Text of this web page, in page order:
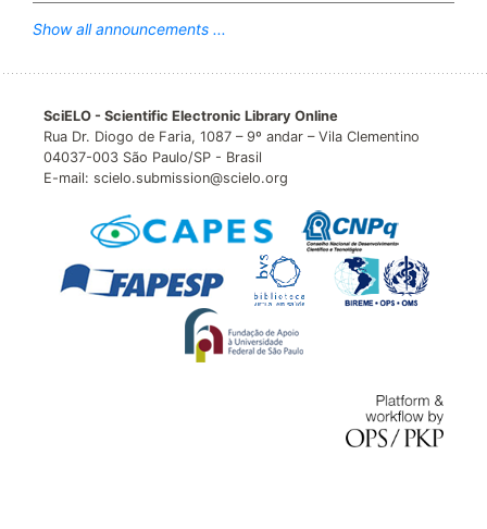
Show all announcements ...
SciELO - Scientific Electronic Library Online
Rua Dr. Diogo de Faria, 1087 – 9º andar – Vila Clementino
04037-003 São Paulo/SP - Brasil
E-mail: scielo.submission@scielo.org